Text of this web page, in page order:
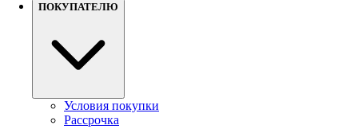
ПОКУПАТЕЛЮ
Условия покупки
Рассрочка